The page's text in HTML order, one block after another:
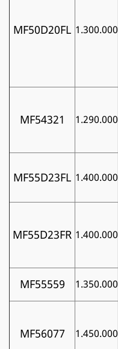
MF50D20FL 1.300.000
MF54321 1.290.000
MF55D23FL 1.400.000
MF55D23FR 1.400.000
MF55559 1.350.000
MF56077 1.450.000